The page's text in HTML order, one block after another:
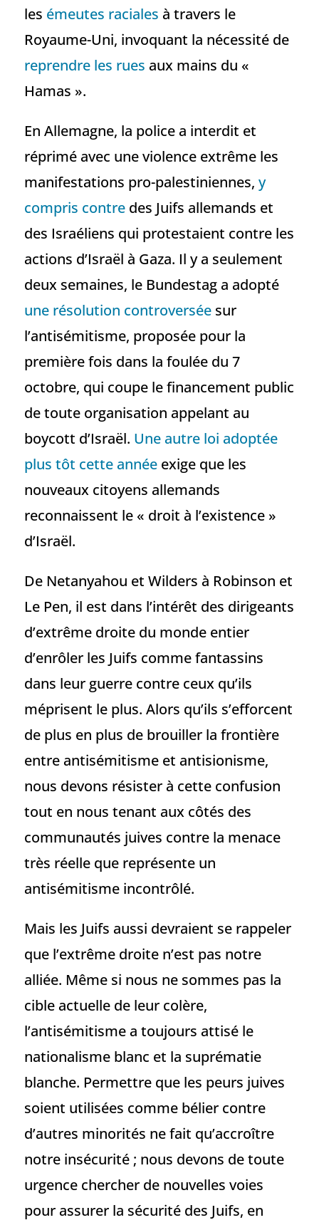
les émeutes raciales à travers le
Royaume-Uni, invoquant la nécessité de
reprendre les rues aux mains du «
Hamas ».
En Allemagne, la police a interdit et
réprimé avec une violence extrême les
manifestations pro-palestiniennes, y
compris contredes Juifs allemands et
des Israéliens qui protestaient contre les
actions d’Israël à Gaza. Il y a seulement
deux semaines, le Bundestag a adopté
une résolution controverséesur
l’antisémitisme, proposée pour la
première fois dans la foulée du 7
octobre, qui coupe le financement public
de toute organisation appelant au
boycott d’Israël. Une autre loi adoptée
plus tôt cette annéeexige que les
nouveaux citoyens allemands
reconnaissent le « droit à l’existence »
d’Israël.
De Netanyahou et Wilders à Robinson et
Le Pen, il est dans l’intérêt des dirigeants
d’extrême droite du monde entier
d’enrôler les Juifs comme fantassins
dans leur guerre contre ceux qu’ils
méprisent le plus. Alors qu’ils s’efforcent
de plus en plus de brouiller la frontière
entre antisémitisme et antisionisme,
nous devons résister à cette confusion
tout en nous tenant aux côtés des
communautés juives contre la menace
très réelle que représente un
antisémitisme incontrôlé.
Mais les Juifs aussi devraient se rappeler
que l’extrême droite n’est pas notre
alliée. Même si nous ne sommes pas la
cible actuelle de leur colère,
l’antisémitisme a toujours attisé le
nationalisme blanc et la suprématie
blanche. Permettre que les peurs juives
soient utilisées comme bélier contre
d’autres minorités ne fait qu’accroître
notre insécurité ; nous devons de toute
urgence chercher de nouvelles voies
pour assurer la sécurité des Juifs, en